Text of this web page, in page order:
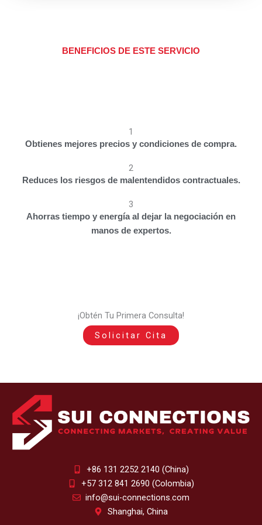
BENEFICIOS DE ESTE SERVICIO
1
Obtienes mejores precios y condiciones de compra.
2
Reduces los riesgos de malentendidos contractuales.
3
Ahorras tiempo y energía al dejar la negociación en
manos de expertos.
¡Obtén Tu Primera Consulta!
Solicitar Cita
+86 131 2252 2140 (China)
+57 312 841 2690 (Colombia)
info@sui-connections.com
Shanghai, China